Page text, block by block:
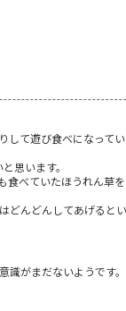
て遊び食べになって
思います。
べていたほうれん草
んどんしてあげるとい
がまだないようです